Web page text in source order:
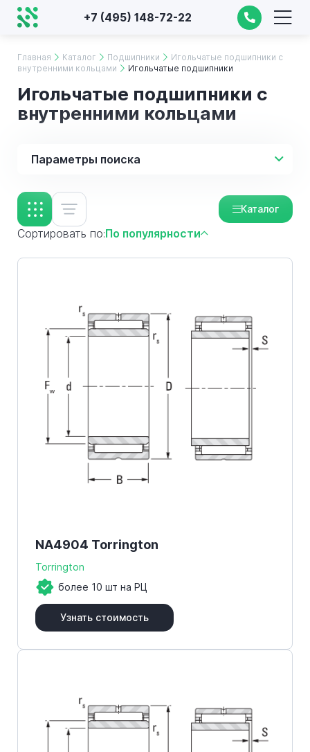
+7 (495) 148-72-22
Главная Каталог Подшипники
Игольчатые подшипники с
внутренними кольцами
Игольчатые подшипники
Игольчатые подшипники с
внутренними кольцами
Параметры поиска
Каталог
Сортировать по:По популярности
NA4904 Torrington
Torrington
более 10 шт на РЦ
Узнать стоимость